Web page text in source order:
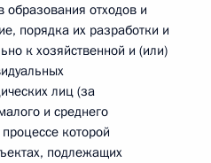
образования отходов и
порядка их разработки и
к хозяйственной и (или)
лиц (за
и среднего
которой
подлежащих